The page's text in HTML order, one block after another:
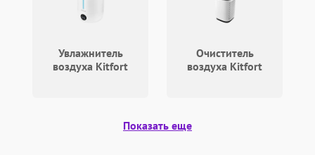
Увлажнитель
воздуха Kitfort
Очиститель
воздуха Kitfort
Показать еще